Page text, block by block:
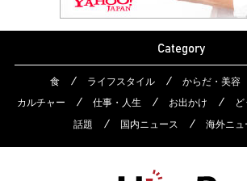
Category
食 ライフスタイル からだ・美容
カルチャー
仕事・人生 お出かけ
話題
国内ニュース 海外ニュ